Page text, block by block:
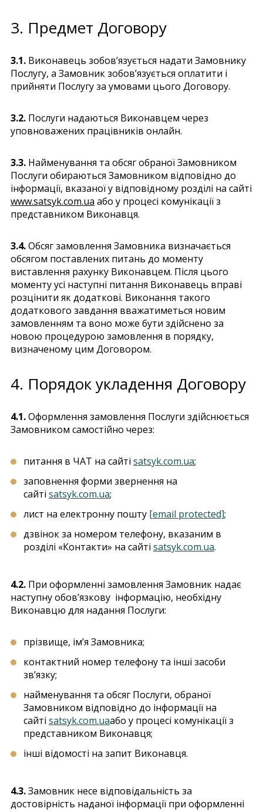
3. Предмет Договору
3.1. Виконавець зобов’язується надати Замовнику
Послугу, а Замовник зобов’язується оплатити і
прийняти Послугу за умовами цього Договору.
3.2. Послуги надаються Виконавцем через
уповноважених працівників онлайн.
3.3. Найменування та обсяг обраної Замовником
Послуги обираються Замовником відповідно до
інформації, вказаної у відповідному розділі на сайті
www.satsyk.com.ua або у процесі комунікації з
представником Виконавця.
3.4.Обсяг замовлення Замовника визначається
обсягом поставлених питань до моменту
виставлення рахунку Виконавцем. Після цього
моменту усі наступні питання Виконавець вправі
розцінити як додаткові. Виконання такого
додаткового завдання вважатиметься новим
замовленням та воно може бути здійснено за
новою процедурою замовлення в порядку,
визначеному цим Договором.
4. Порядок укладення Договору
4.1.Оформлення замовлення Послуги здійснюється
Замовником самостійно через:
питання в ЧАТ на сайті satsyk.com.ua;
заповнення форми звернення на
сайті satsyk.com.ua;
лист на електронну пошту [email protected];
дзвінок за номером телефону, вказаним в
розділі «Контакти» на сайті satsyk.com.ua.
4.2. При оформленні замовлення Замовник надає
наступну обов’язкову інформацію, необхідну
Виконавцю для надання Послуги:
прізвище, ім’я Замовника;
контактний номер телефону та інші засоби
зв’язку;
найменування та обсяг Послуги, обраної
Замовником відповідно до інформації на
сайті satsyk.com.uaабо у процесі комунікації з
представником Виконавця;
інші відомості на запит Виконавця.
4.3.Замовник несе відповідальність за
достовірність наданої інформації при оформленні